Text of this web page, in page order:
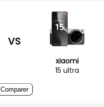
VS
xiaomi
15 ultra
Comparer